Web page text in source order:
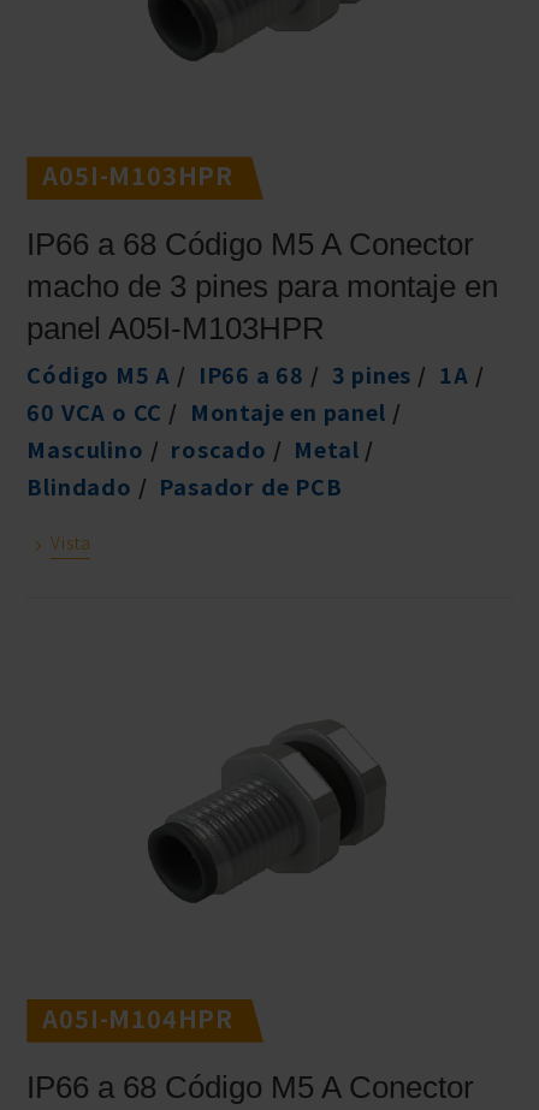
A05I-M103HPR
IP66 a 68 Código M5 A Conector
macho de 3 pines para montaje en
panel A05I-M103HPR
Código M5 A IP66 a 68 3 pines
1A
60 VCA o CC
Montaje en panel
Masculino
roscado
Metal
Blindado
Pasador de PCB
Vista
A05I-M104HPR
IP66 a 68 Código M5 A Conector